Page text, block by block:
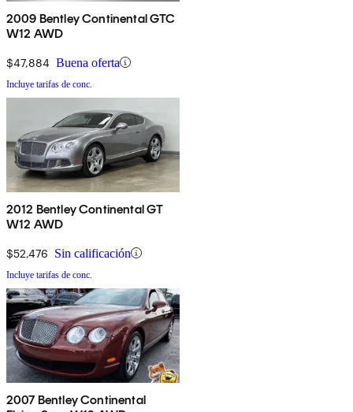
2009 Bentley Continental GTC
W12 AWD
$47,884 Buena oferta
Incluye tarifas de conc.
2012 Bentley Continental GT
W12 AWD
$52,476 Sin calificación
Incluye tarifas de conc.
2007 Bentley Continental